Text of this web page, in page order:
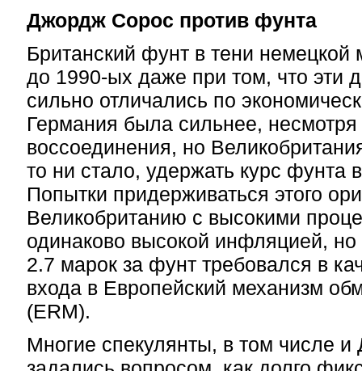
Джордж Сорос против фунта
Британский фунт в тени немецкой
до 1990-ых даже при том, что эти
сильно отличались по
Германия была сильнее, несмотря
воссоединения, но
то ни стало, удержать курс фунта
Попытки придерживаться этого
Великобританию с высокими
одинаково высокой инфляцией,
2.7 марок за фунт требовался в
входа в Европейский механизм
(ERM).
Многие спекулянты, в том числе